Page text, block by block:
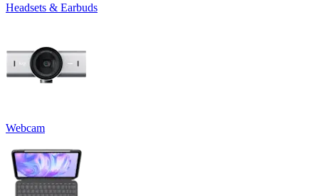
Headsets & Earbuds
Webcam